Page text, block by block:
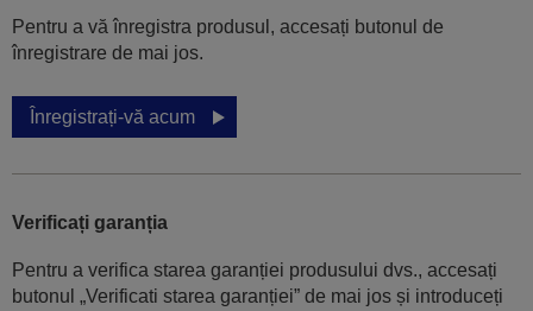
Pentru a vă înregistra produsul, accesați butonul de
înregistrare de mai jos.
Înregistrați-vă acum
Verificați garanția
Pentru a verifica starea garanției produsului dvs., accesați
butonul „Verificati starea garanției” de mai jos și introduceți